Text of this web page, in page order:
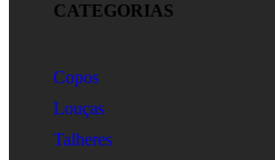
CATEGORIAS
Copos
Louças
Talheres